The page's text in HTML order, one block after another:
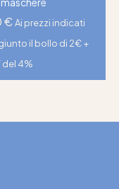
€ Ai prezzi indicati
il bollo di 2€ +
del 4%